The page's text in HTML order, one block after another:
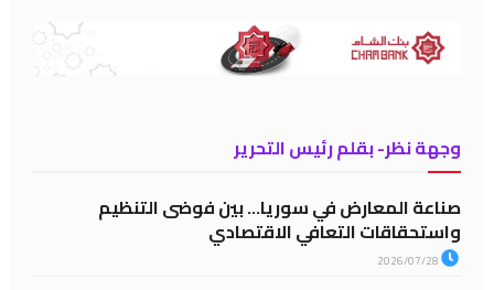
وجهة نظر- بقلم رئيس التحرير
صناعة المعارض في سوريا… بين فوضى التنظيم
واستحقاقات التعافي الاقتصادي